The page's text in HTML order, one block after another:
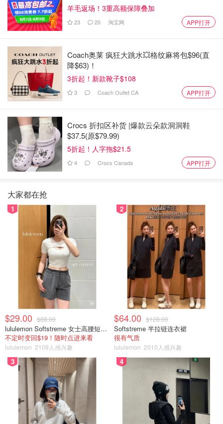
羊毛返场！3重高额保障叠加
23 20 淘宝网 APP打开
Coach奥莱 疯狂大跳水💥格纹麻将包$96(直
降$63)！
3折起！新款靴子$108
3 Coach Outlet CA APP打开
Crocs 折扣区补货 |爆款云朵款洞洞鞋
$37.5(原$79.99)
5折起！人字拖$21.5
4 Crocs Canada APP打开
大家都在抢
1
$29.00 $88.00
lululemon Softstreme 女士高腰短裤 10cm
不定时变回$19！随时点进来看
lululemon 2109人感兴趣
2
$64.00 $128.00
Softstreme 半拉链连衣裙
很有气质
lululemon 2010人感兴趣
3 4